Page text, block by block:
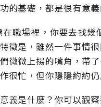
的基礎，都是很有意義
職場裡，你要去找
徵是，雖然一件事情
微微上揚的嘴角，帶
很忙，但你隱隱約約
義是什麼？你可以觀